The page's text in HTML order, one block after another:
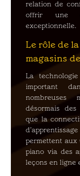
relation de
offrir une
exceptionnelle.
Le rôle de
magasins
La
important
nombreuses
désormais
que la
permettent aux
piano via des
leçons en ligne